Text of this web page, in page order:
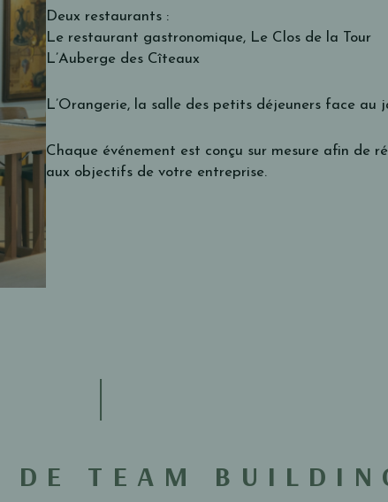
Deux restaurants :
Le restaurant gastronomique, Le Clos de la Tour
L’Auberge des Cîteaux
L’Orangerie, la salle des petits déjeuners face au
Chaque événement est conçu sur mesure afin de
aux objectifs de votre entreprise.
DE TEAM